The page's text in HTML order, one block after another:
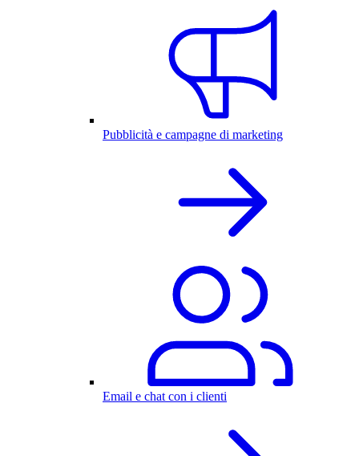
Pubblicità e campagne di marketing
Email e chat con i clienti